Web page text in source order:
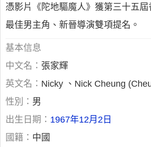
憑影片《陀地驅魔人》獲第三十五
最佳男主角、新晉導演雙項提名。
基本信息
中文名： 張家輝
英文名： Nicky 、Nick Cheung
性別： 男
出生日期： 1967年12月2日
國籍： 中國